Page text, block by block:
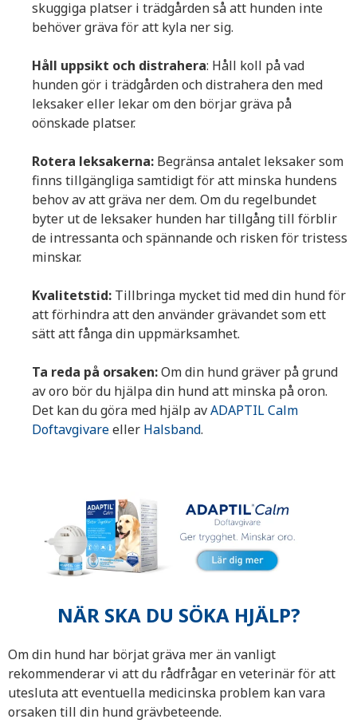
skuggiga platser i trädgården så att hunden inte
behöver gräva för att kyla ner sig.
Håll uppsikt och distrahera: Håll koll på vad
hunden gör i trädgården och distrahera den med
leksaker eller lekar om den börjar gräva på
oönskade platser.
Rotera leksakerna: Begränsa antalet leksaker som
finns tillgängliga samtidigt för att minska hundens
behov av att gräva ner dem. Om du regelbundet
byter ut de leksaker hunden har tillgång till förblir
de intressanta och spännande och risken för tristess
minskar.
Kvalitetstid: Tillbringa mycket tid med din hund för
att förhindra att den använder grävandet som ett
sätt att fånga din uppmärksamhet.
Ta reda på orsaken:Om din hund gräver på grund
av oro bör du hjälpa din hund att minska på oron.
Det kan du göra med hjälp avADAPTIL Calm
Doftavgivareeller Halsband.
NÄR SKA DU SÖKA HJÄLP?
Om din hund har börjat gräva mer än vanligt
rekommenderar vi att du rådfrågar en veterinär för att
utesluta att eventuella medicinska problem kan vara
orsaken till din hund grävbeteende.